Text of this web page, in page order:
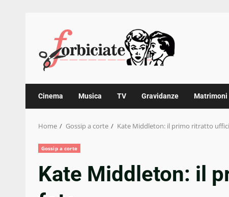
content
Cinema Musica TV Gravidanze Matrimoni
Home Gossip a corte Kate Middleton: il primo ritratto
Gossip a corte
Kate Middleton: il